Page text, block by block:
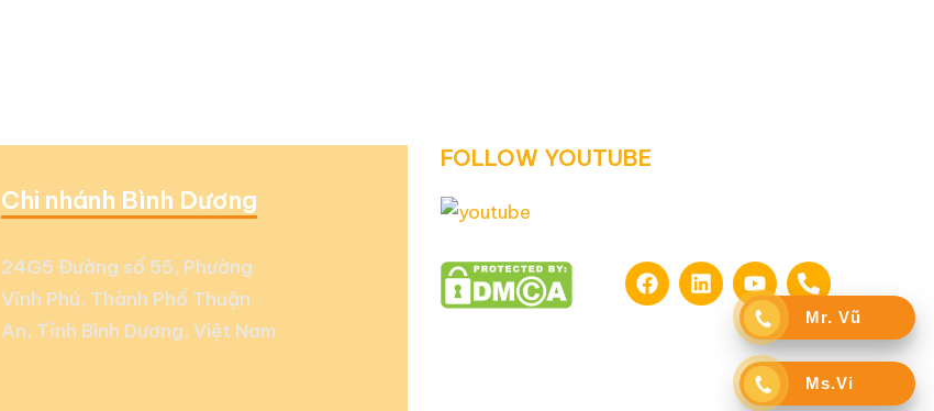
Chi nhánh Bình Dương
24G5 Đường số 55, Phường
Vĩnh Phú, Thành Phố Thuận
An, Tỉnh Bình Dương, Việt Nam
FOLLOW YOUTUBE
Mr. Vũ
Ms.Vi